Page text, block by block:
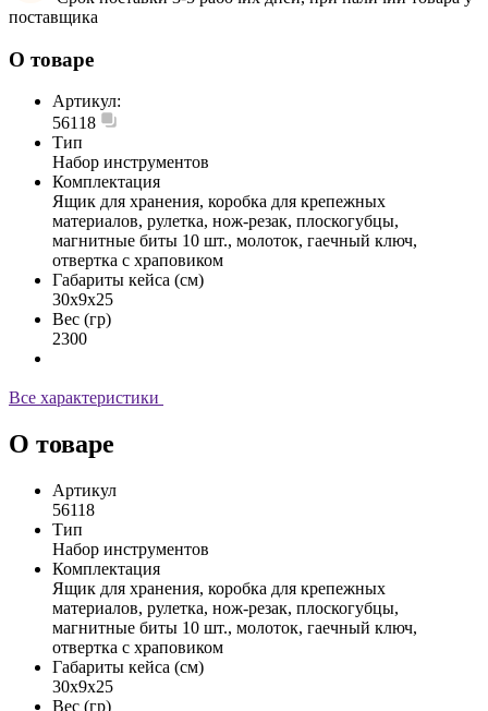
поставщика
О товаре
Артикул:
56118
Тип
Набор инструментов
Комплектация
Ящик для хранения, коробка для крепежных
материалов, рулетка, нож-резак, плоскогубцы,
магнитные биты 10 шт., молоток, гаечный ключ,
отвертка с храповиком
Габариты кейса (см)
30x9x25
Вес (гр)
2300
Все характеристики
О товаре
Артикул
56118
Тип
Набор инструментов
Комплектация
Ящик для хранения, коробка для крепежных
материалов, рулетка, нож-резак, плоскогубцы,
магнитные биты 10 шт., молоток, гаечный ключ,
отвертка с храповиком
Габариты кейса (см)
30x9x25
Вес (гр)